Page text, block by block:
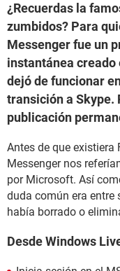
¿Recuerdas la
zumbidos? Para
Messenger fue un
instantánea creado
dejó de funcionar
transición a Skype.
publicación
Antes de que existiera
Messenger nos
por Microsoft. Así
duda común era entre
había borrado o
Desde Windows